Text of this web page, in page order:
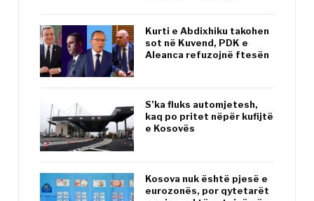
Kurti e Abdixhiku takohen
sot në Kuvend, PDK e
Aleanca refuzojnë ftesën
S’ka fluks automjetesh,
kaq po pritet nëpër kufijtë
e Kosovës
Kosova nuk është pjesë e
eurozonës, por qytetarët